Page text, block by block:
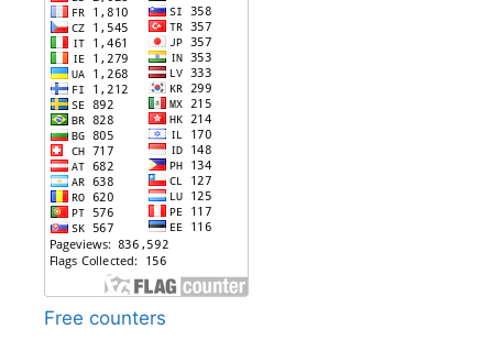
Free counters